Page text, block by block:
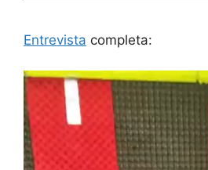
Entrevista completa: